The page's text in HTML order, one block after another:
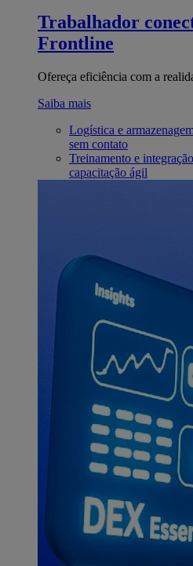
Trabalhador
Frontline
Ofereça eficiência com a
Saiba mais
Logística e
sem contato
Treinamento e integração
capacitação ágil